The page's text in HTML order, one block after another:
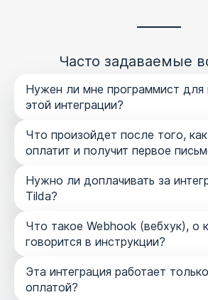
Часто задаваемые
Нужен ли мне программист для
этой интеграции?
Что произойдет после того,
оплатит и получит первое
Вы можете настроить
приветственную цепочку
из
чтобы лучше познакомить клиента
продуктом.
Нужно ли доплачивать за
Tilda?
Что такое Webhook (вебхук), о
говорится в инструкции?
Эта интеграция работает
оплатой?